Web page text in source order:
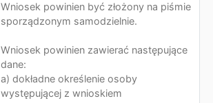
Wniosek powinien być złożony na piśmie
sporządzonym samodzielnie.
Wniosek powinien zawierać następujące
dane:
a) dokładne określenie osoby
występującej z wnioskiem